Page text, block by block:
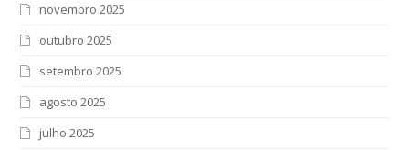
novembro 2025
outubro 2025
setembro 2025
agosto 2025
julho 2025